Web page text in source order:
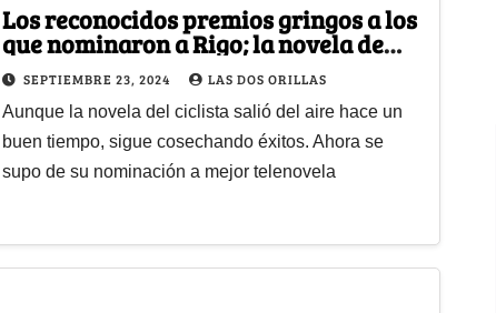
Los reconocidos premios gringos a los
que nominaron a Rigo; la novela de
RCN sigue rompiéndola
SEPTIEMBRE 23, 2024 LAS DOS ORILLAS
Aunque la novela del ciclista salió del aire hace un
buen tiempo, sigue cosechando éxitos. Ahora se
supo de su nominación a mejor telenovela